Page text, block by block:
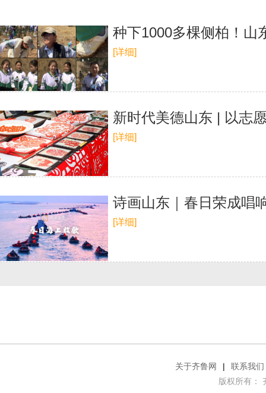
种下1000多棵侧柏！山
[详细]
新时代美德山东 | 以志
[详细]
诗画山东｜春日荣成唱
[详细]
关于齐鲁网 |
联系我们
版权所有：